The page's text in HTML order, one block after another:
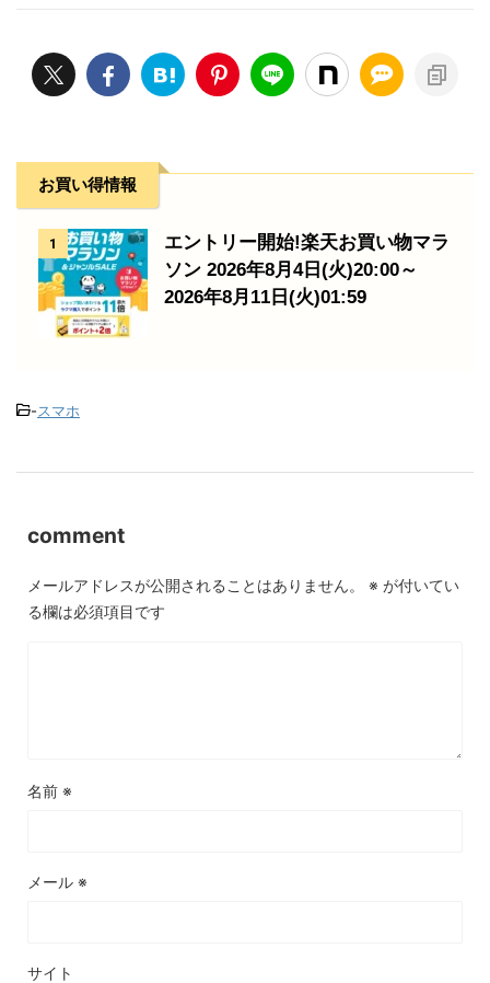
お買い得情報
1
エントリー開始!楽天お買い物マラ
ソン 2026年8月4日(火)20:00～
2026年8月11日(火)01:59
-スマホ
comment
メールアドレスが公開されることはありません。 ※ が付いてい
る欄は必須項目です
名前 ※
メール ※
サイト